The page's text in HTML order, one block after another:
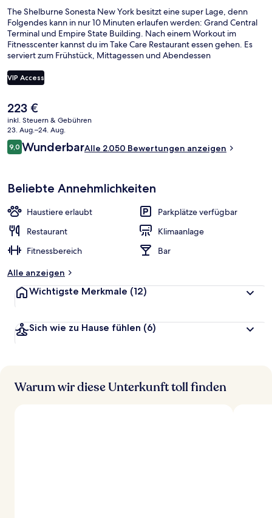
The Shelburne Sonesta New York besitzt eine super Lage, denn
Folgendes kann in nur 10 Minuten erlaufen werden: Grand Central
Terminal und Empire State Building. Nach einem Workout im
Fitnesscenter kannst du im Take Care Restaurant essen gehen. Es
serviert zum Frühstück, Mittagessen und Abendessen
Minuten entfernt: 5th Avenue und Bryant Park. Anderen Reisenden
gefallen die bequemen Betten und das hilfsbereite Personal sehr
öffentlichen Verkehrsmitteln entfernt: Zur U-Bahn läuft man 7
Minuten (U-Bahn-Station 33rd St. (Park Av. South)) bzw. 11 Minuten
(U-Bahn-Station Fifth Av. (W. 42nd St.)).
VIP Access
Der
aktuelle
Preis
beträgt
223 €.
223 €
inkl. Steuern & Gebühren
23. Aug.–24. Aug.
Bewertungen
9,09,0 von 10.
WunderbarAlle 2.050 Bewertungen anzeigen
Beliebte Annehmlichkeiten
Haustiere erlaubt
Parkplätze verfügbar
Restaurant
Klimaanlage
Fitnessbereich
Bar
Alle anzeigen
Wichtigste Merkmale (12)
Sich wie zu Hause fühlen (6)
Warum wir diese Unterkunft toll finden